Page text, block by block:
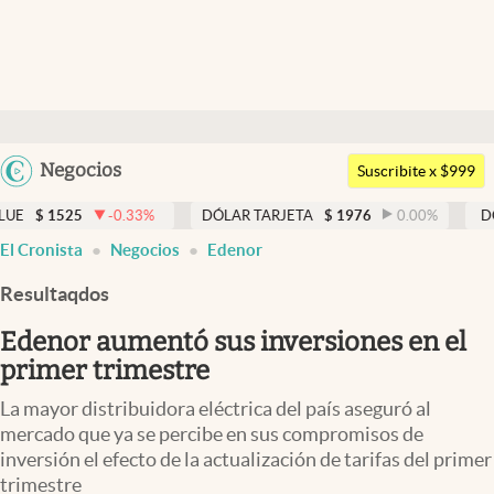
Argentina
Uruguay
Negocios
Members
Economía y Política
Finanzas y Mercados
Mercados Online
Negocios
Columnistas
Otras secciones
Apertura
Suscribite x $999
-0.33% DÓLAR TARJETA $ 1976 0.00% DÓLAR MEP
El Cronista Negocios Edenor
Resultaqdos
Edenor aumentó sus inversiones en el
primer trimestre
La mayor distribuidora eléctrica del país aseguró al
mercado que ya se percibe en sus compromisos de
inversión el efecto de la actualización de tarifas del primer
trimestre